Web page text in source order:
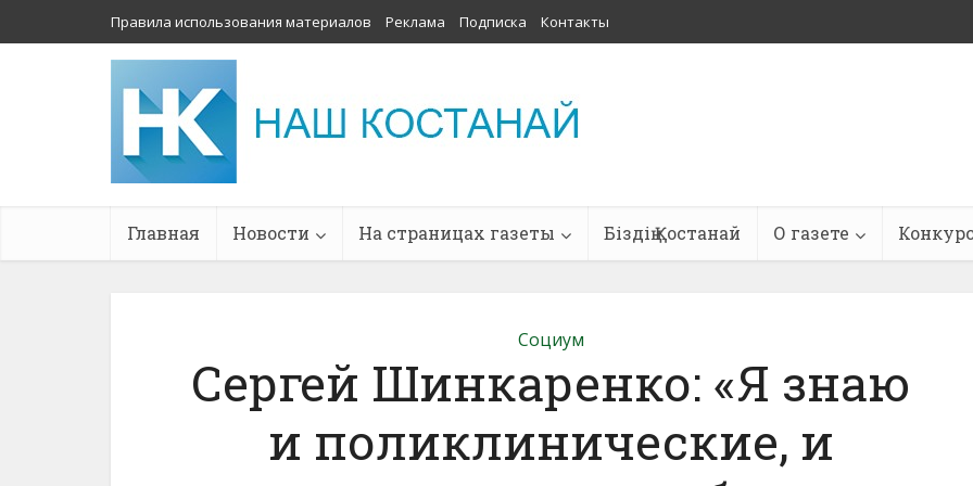
Правила использования материалов Реклама Подписка Контакты
Главная Новости На страницах газеты Біздің Қостанай О газете
Социум
Сергей Шинкаренко: «Я знаю
и поликлинические, и